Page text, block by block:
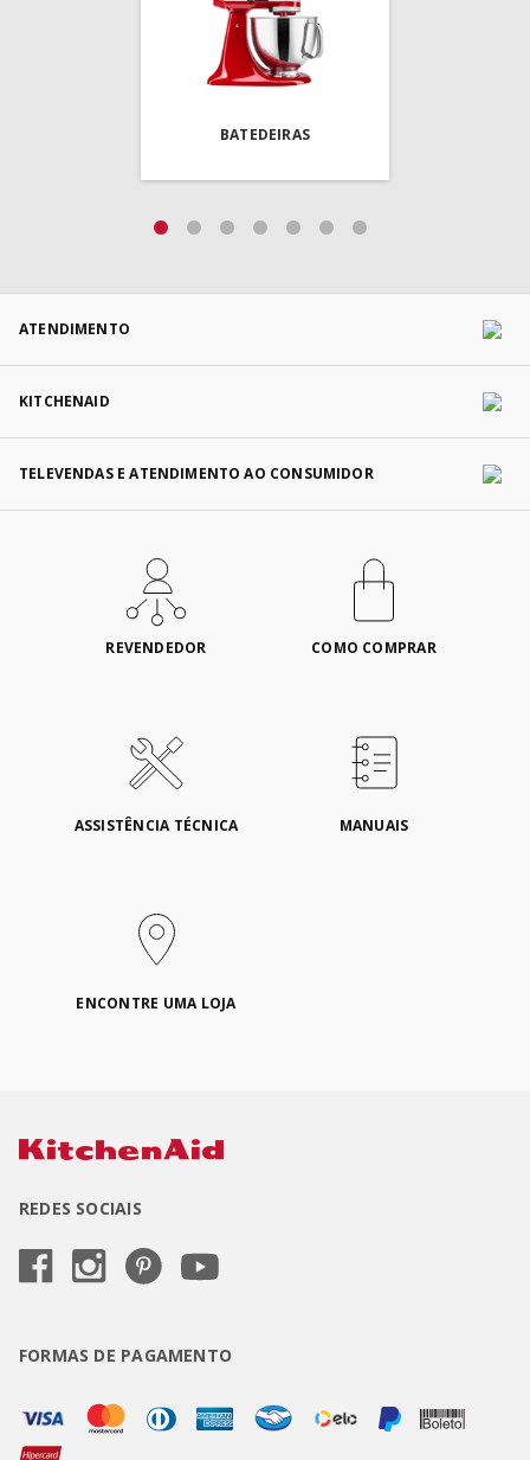
BATEDEIRAS
ATENDIMENTO
KITCHENAID
TELEVENDAS E ATENDIMENTO AO CONSUMIDOR
REVENDEDOR COMO COMPRAR
ASSISTÊNCIA TÉCNICA MANUAIS
ENCONTRE UMA LOJA
REDES SOCIAIS
FORMAS DE PAGAMENTO